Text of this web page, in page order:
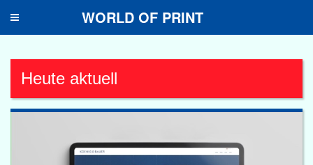
Toggle
WORLD OF PRINT
Heute aktuell